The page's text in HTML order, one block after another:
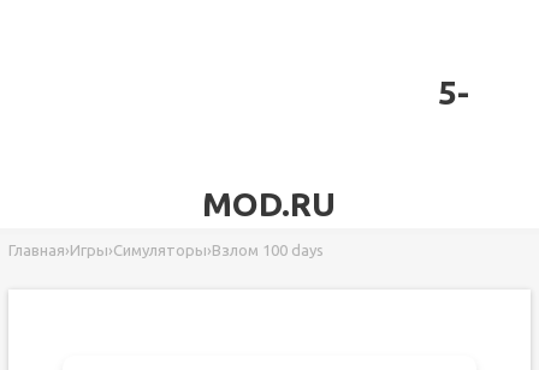
5-
MOD.RU
Главная›Игры›Симуляторы›Взлом 100 days